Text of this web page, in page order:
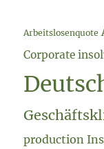
Arbeitslosenquote
Corporate
production